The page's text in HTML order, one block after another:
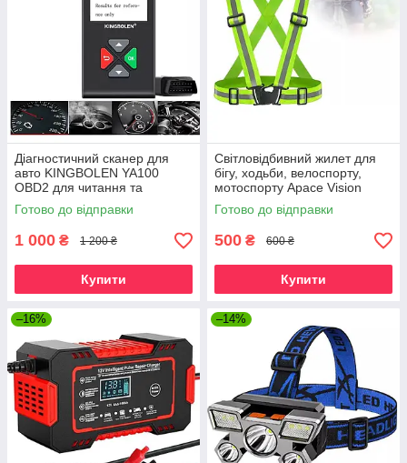
Діагностичний сканер для
авто KINGBOLEN YA100
OBD2 для читання та
стирання коду помилки
двигуна.
Готово до відправки
1 000 ₴ 1 200 ₴
Купити
Світловідбивний жилет для
бігу, ходьби, велоспорту,
мотоспорту Apace Vision
Готово до відправки
500 ₴ 600 ₴
Купити
–16% –14%